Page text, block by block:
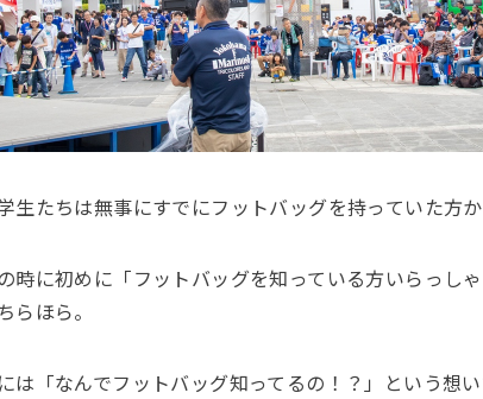
生たちは無事にすでにフットバッグを持っていた方
時に初めに「フットバッグを知っている方いらっし
らほら。
は「なんでフットバッグ知ってるの！？」という想い